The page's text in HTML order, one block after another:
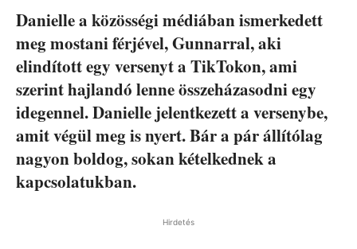
Danielle a közösségi médiában ismerkedett
meg mostani férjével, Gunnarral, aki
elindított egy versenyt a TikTokon, ami
szerint hajlandó lenne összeházasodni egy
idegennel. Danielle jelentkezett a versenybe,
amit végül meg is nyert. Bár a pár állítólag
nagyon boldog, sokan kételkednek a
kapcsolatukban.
Hirdetés